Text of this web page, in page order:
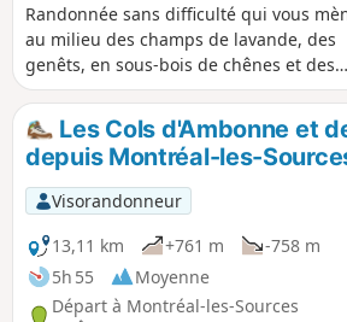
Randonnée sans difficulté qui vous
au milieu des champs de lavande, des
genêts, en sous-bois de chênes et des
vergers d'abricotiers. Superbes vues
massif du Ventoux et, un peu avant
au col, sur la vallée de l'Eygues et de
avec la montagne d'Angèle, le Rocher
Caire, le Montrond et les Aiguilles de
Rémuzat
Les Cols d'Ambonne et
depuis Montréal-les-
Visorandonneur
13,11 km
+761 m
-758 m
5h 55
Moyenne
Départ à Montréal-les-Sources